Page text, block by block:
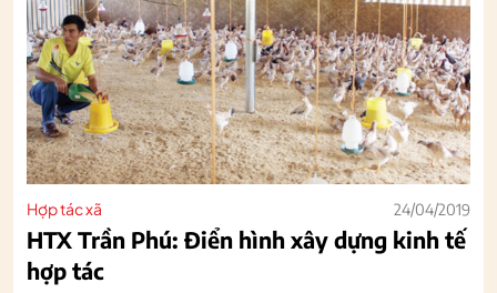
Hợp tác xã 24/04/2019
HTX Trần Phú: Điển hình xây dựng kinh tế
hợp tác